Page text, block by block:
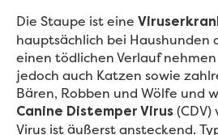
Die Staupe ist eine
hauptsächlich bei
einen tödlichen Verlauf
jedoch auch Katzen sowie
Bären, Robben und Wölfe und
Canine Distemper Virus (CDV)
Virus ist äußerst ansteckend.